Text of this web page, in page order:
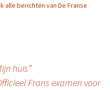
alle berichten van De Franse
huis”
Frans examen voor